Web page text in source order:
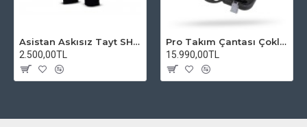
Asistan Askısız Tayt SH20 Pedli Siyah
2.500,00TL
Pro Takım Çantası Çoklu Tamir Seti
15.990,00TL